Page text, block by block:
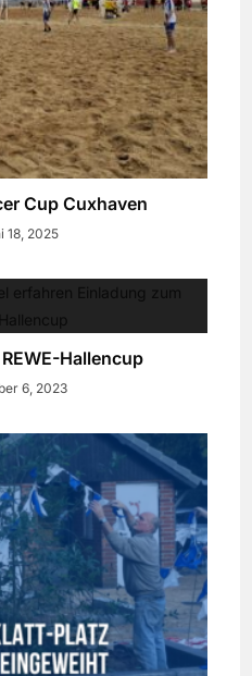
Cup Cuxhaven
18, 2025
Hallencup
6, 2023